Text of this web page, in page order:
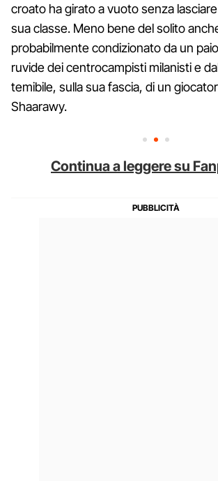
croato ha girato a vuoto senza
sua classe. Meno bene del solito
probabilmente condizionato da un
ruvide dei centrocampisti milanisti e
temibile, sulla sua fascia, di un
Shaarawy.
Continua a leggere su